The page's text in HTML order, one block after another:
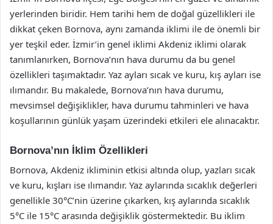
yerlerinden biridir. Hem tarihi hem de doğal güzellikleri ile
dikkat çeken Bornova, aynı zamanda iklimi ile de önemli bir
yer teşkil eder. İzmir’in genel iklimi Akdeniz iklimi olarak
tanımlanırken, Bornova’nın hava durumu da bu genel
özellikleri taşımaktadır. Yaz ayları sıcak ve kuru, kış ayları ise
ılımandır. Bu makalede, Bornova’nın hava durumu,
mevsimsel değişiklikler, hava durumu tahminleri ve hava
koşullarının günlük yaşam üzerindeki etkileri ele alınacaktır.
Bornova’nın İklim Özellikleri
Bornova, Akdeniz ikliminin etkisi altında olup, yazları sıcak
ve kuru, kışları ise ılımandır. Yaz aylarında sıcaklık değerleri
genellikle 30°C’nin üzerine çıkarken, kış aylarında sıcaklık
5°C ile 15°C arasında değişiklik göstermektedir. Bu iklim